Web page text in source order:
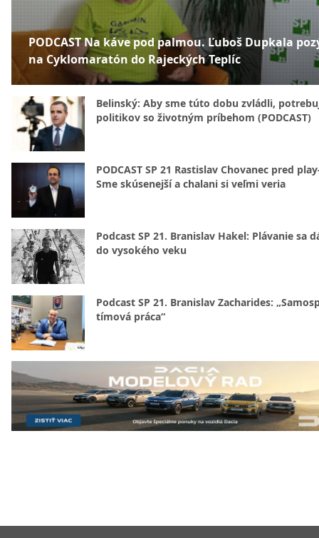
PODCAST Na káve pod palmou. Ľuboš Dupkala
na Cyklomaratón do Rajeckých Teplíc
Belinský: Aby sme túto dobu zvládli,
politikov so životným príbehom (PODCAST)
PODCAST SP 21 Rastislav Chovanec pred
Sme skúsenejší a chalani si veľmi veria
Podcast SP 21. Branislav Hakel: Plávanie sa
do vysokého veku
Podcast SP 21. Branislav Zacharides:
tímová práca“